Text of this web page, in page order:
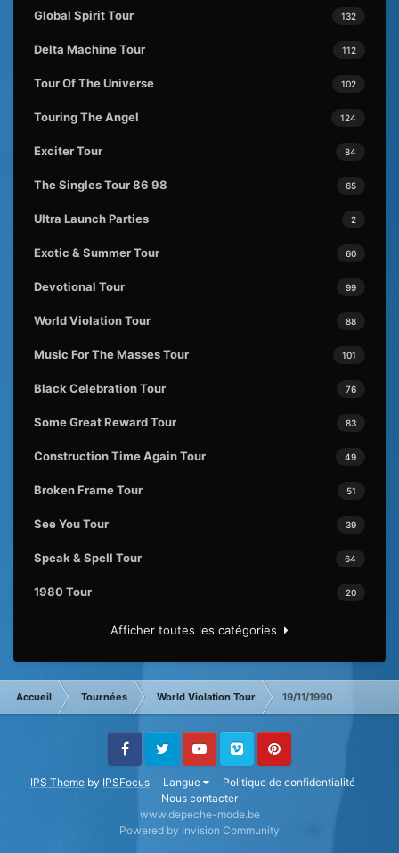
132
Global Spirit Tour
112
Delta Machine Tour
102
Tour Of The Universe
124
Touring The Angel
84
Exciter Tour
65
The Singles Tour 86 98
2
Ultra Launch Parties
60
Exotic & Summer Tour
99
Devotional Tour
88
World Violation Tour
101
Music For The Masses Tour
76
Black Celebration Tour
83
Some Great Reward Tour
49
Construction Time Again Tour
51
Broken Frame Tour
39
See You Tour
64
Speak & Spell Tour
20
1980 Tour
Afficher toutes les catégories
Accueil Tournées World Violation Tour 19/11/1990
IPS Theme by IPSFocus Langue
Politique de confidentialité
Nous contacter
FacebookTwitter Youtube Vimeo Pinterest
www.depeche-mode.be
Powered by Invision Community